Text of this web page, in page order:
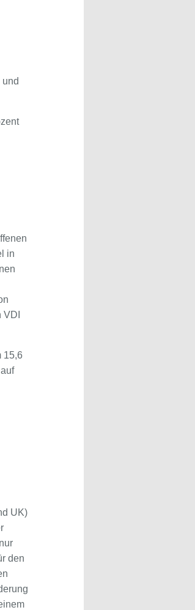
in
15,6
UK)
den